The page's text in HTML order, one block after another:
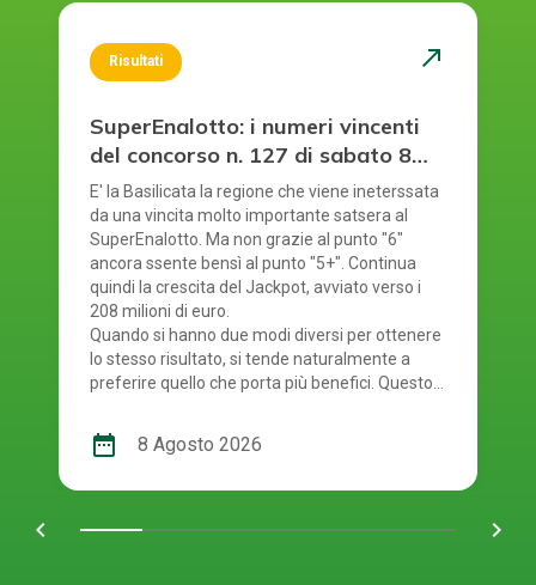
Risultati north_east
SuperEnalotto: i numeri vincenti
del concorso n. 127 di sabato 8
agosto 2026
E' la Basilicata la regione che viene ineterssata
da una vincita molto importante satsera al
SuperEnalotto. Ma non grazie al punto "6"
ancora ssente bensì al punto "5+". Continua
quindi la crescita del Jackpot, avviato verso i
208 milioni di euro.
Quando si hanno due modi diversi per ottenere
lo stesso risultato, si tende naturalmente a
preferire quello che porta più benefici. Questo
gioca al SuperEnalotto. Infatti, per giocare al
SuperEnalotto si può scegliere tra due opzioni:
comoda e presenta diversi vantaggi per chi
date_range 8 Agosto 2026
chevron_left navigate_next